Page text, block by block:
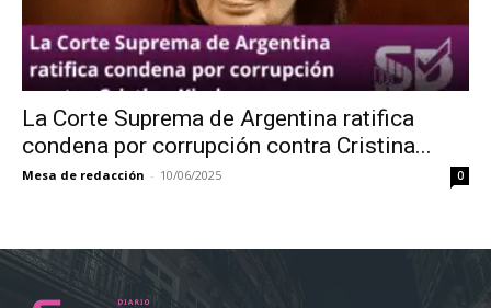
La Corte Suprema de Argentina ratifica
condena por corrupción contra Cristina...
Mesa de redacción - 10/06/2025 0